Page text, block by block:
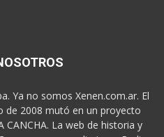
Ya no somos Xenen.com.ar. El
de 2008 mutó en un proyecto
CANCHA. La web de historia y